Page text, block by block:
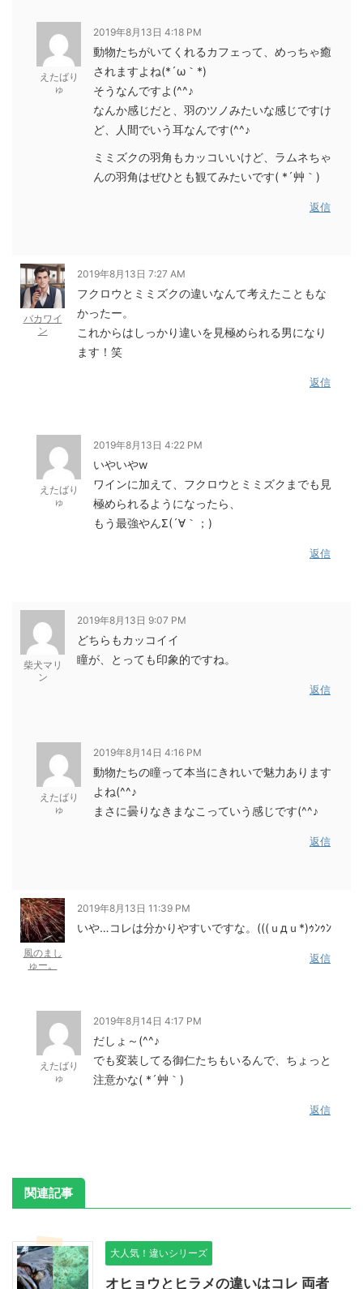
えたばり
ゅ
2019年8月13日 4:18 PM
動物たちがいてくれるカフェって、めっちゃ癒
されますよね(*´ω｀*)
そうなんですよ(^^♪
なんか感じだと、羽のツノみたいな感じですけ
ど、人間でいう耳なんです(^^♪
ミミズクの羽角もカッコいいけど、ラムネちゃ
んの羽角はぜひとも観てみたいです( *´艸｀)
返信
バカワイ
ン
2019年8月13日 7:27 AM
フクロウとミミズクの違いなんて考えたこともな
かったー。
これからはしっかり違いを見極められる男になり
ます！笑
返信
えたばり
ゅ
2019年8月13日 4:22 PM
いやいやw
ワインに加えて、フクロウとミミズクまでも見
極められるようになったら、
もう最強やんΣ(´∀｀；)
返信
柴犬マリ
ン
2019年8月13日 9:07 PM
どちらもカッコイイ
瞳が、とっても印象的ですね。
返信
えたばり
ゅ
2019年8月14日 4:16 PM
動物たちの瞳って本当にきれいで魅力あります
よね(^^♪
まさに曇りなきまなこっていう感じです(^^♪
返信
風のまし
ゅー。
2019年8月13日 11:39 PM
いや…コレは分かりやすいですな。(((ｕдｕ*)ｩﾝｩﾝ
返信
えたばり
ゅ
2019年8月14日 4:17 PM
だしょ～(^^♪
でも変装してる御仁たちもいるんで、ちょっと
注意かな( *´艸｀)
返信
関連記事
大人気！違いシリーズ
オヒョウとヒラメの違いはコレ 両者